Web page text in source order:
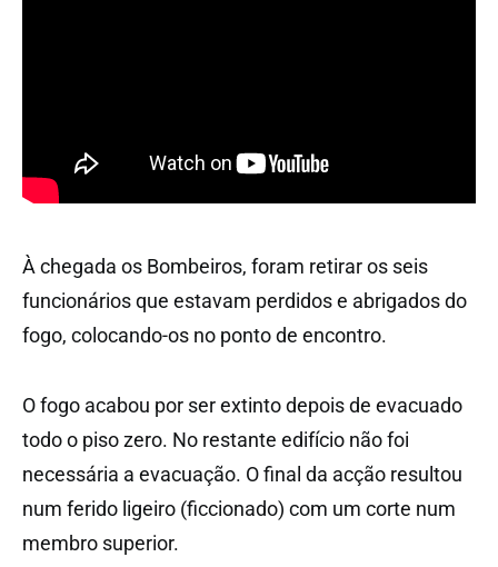
À chegada os Bombeiros, foram retirar os seis
funcionários que estavam perdidos e abrigados do
fogo, colocando-os no ponto de encontro.
O fogo acabou por ser extinto depois de evacuado
todo o piso zero. No restante edifício não foi
necessária a evacuação. O final da acção resultou
num ferido ligeiro (ficcionado) com um corte num
membro superior.